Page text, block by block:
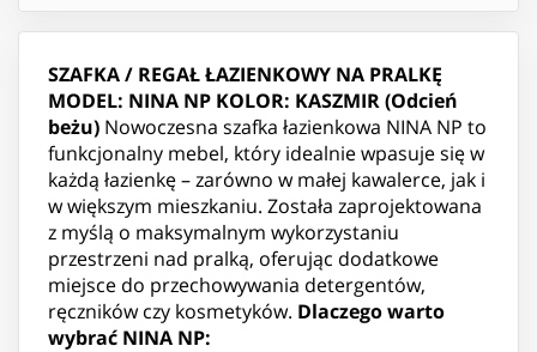
SZAFKA / REGAŁ ŁAZIENKOWY NA PRALKĘ
MODEL: NINA NP KOLOR: KASZMIR (Odcień
beżu) Nowoczesna szafka łazienkowa NINA NP to
funkcjonalny mebel, który idealnie wpasuje się w
każdą łazienkę – zarówno w małej kawalerce, jak i
w większym mieszkaniu. Została zaprojektowana
z myślą o maksymalnym wykorzystaniu
przestrzeni nad pralką, oferując dodatkowe
miejsce do przechowywania detergentów,
ręczników czy kosmetyków. Dlaczego warto
wybrać NINA NP: